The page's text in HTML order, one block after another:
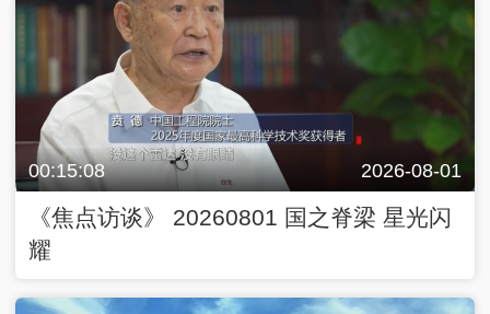
00:15:08 2026-08-01
《焦点访谈》 20260801 国之脊梁 星光闪
耀